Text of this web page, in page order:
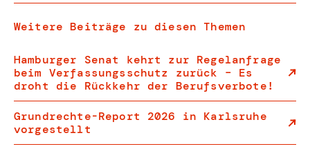
Weitere Beiträge zu diesen Themen
Hamburger Senat kehrt zur Regelanfrage
beim Verfassungsschutz zurück – Es
droht die Rückkehr der Berufsverbote!
Grundrechte-Report 2026 in Karlsruhe
vorgestellt